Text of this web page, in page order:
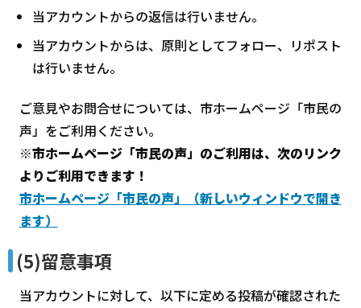
当アカウントからの返信は行いません。
当アカウントからは、原則としてフォロー、リポスト
は行いません。
ご意見やお問合せについては、市ホームページ「市民の
声」をご利用ください。
※市ホームページ「市民の声」のご利用は、次のリンク
よりご利用できます！
市ホームページ「市民の声」（新しいウィンドウで開き
ます）
(5)留意事項
当アカウントに対して、以下に定める投稿が確認された